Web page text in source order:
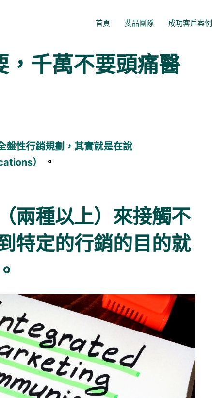
首頁 斐品團隊 成功客戶案例
，千萬不要頭痛醫
盤性行銷規劃，其實就是在說
）
。
兩種以上）來接觸不
特定的行銷的目的就